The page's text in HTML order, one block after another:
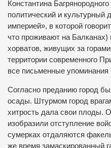
Константина
политический и культурный
империей», в которой
что проживают на
хорватов, живущих за
территории современного
все письменные
Согласно преданию город
осады. Штурмом город
хитрость дала свои плоды.
изобразили отступление
сумерках отдаляются
же время замаскированный